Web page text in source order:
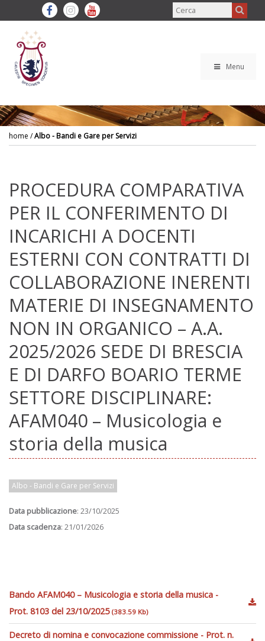
Menu
home /Albo - Bandi e Gare per Servizi
PROCEDURA COMPARATIVA
PER IL CONFERIMENTO DI
INCARICHI A DOCENTI
ESTERNI CON CONTRATTI DI
COLLABORAZIONE INERENTI
MATERIE DI INSEGNAMENTO
NON IN ORGANICO – A.A.
2025/2026 SEDE DI BRESCIA
E DI DARFO BOARIO TERME
SETTORE DISCIPLINARE:
AFAM040 – Musicologia e
storia della musica
Albo - Bandi e Gare per Servizi
Data pubblicazione: 23/10/2025
Data scadenza: 21/01/2026
Bando AFAM040 – Musicologia e storia della musica -
Prot. 8103 del 23/10/2025 (383.59 Kb)
Decreto di nomina e convocazione commissione - Prot. n.